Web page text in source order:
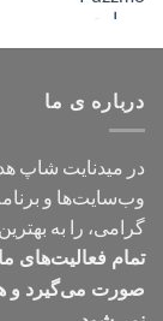
درباره ی ما
در میدنایت شاپ
وب‌سایت‌ها و
گرامی، را به
تمام فعالیت‌های
صورت می‌گیرد و